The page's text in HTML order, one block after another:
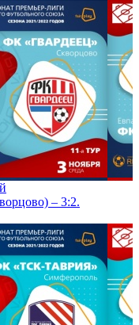
– 3:2.